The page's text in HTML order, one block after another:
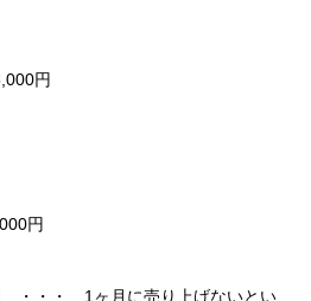
円
円
・・・ 1ヶ月に売り上げないとい